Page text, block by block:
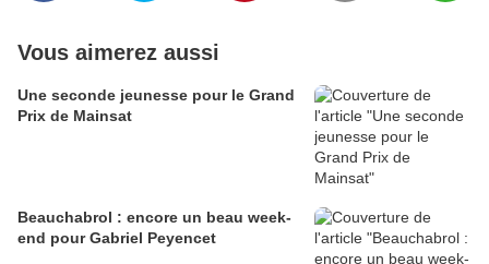
Vous aimerez aussi
Une seconde jeunesse pour le Grand
Prix de Mainsat
Beauchabrol : encore un beau week-
end pour Gabriel Peyencet